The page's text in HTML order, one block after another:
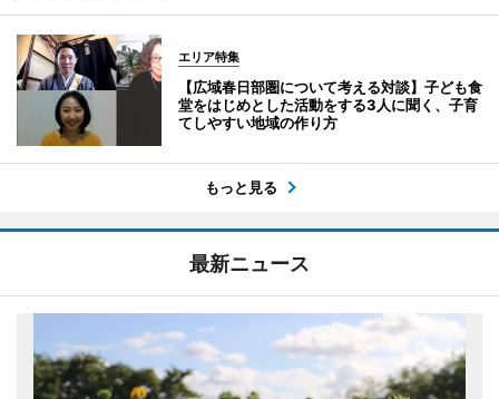
エリア特集
【広域春日部圏について考える対談】子ども食
堂をはじめとした活動をする3人に聞く、子育
てしやすい地域の作り方
もっと見る
最新ニュース